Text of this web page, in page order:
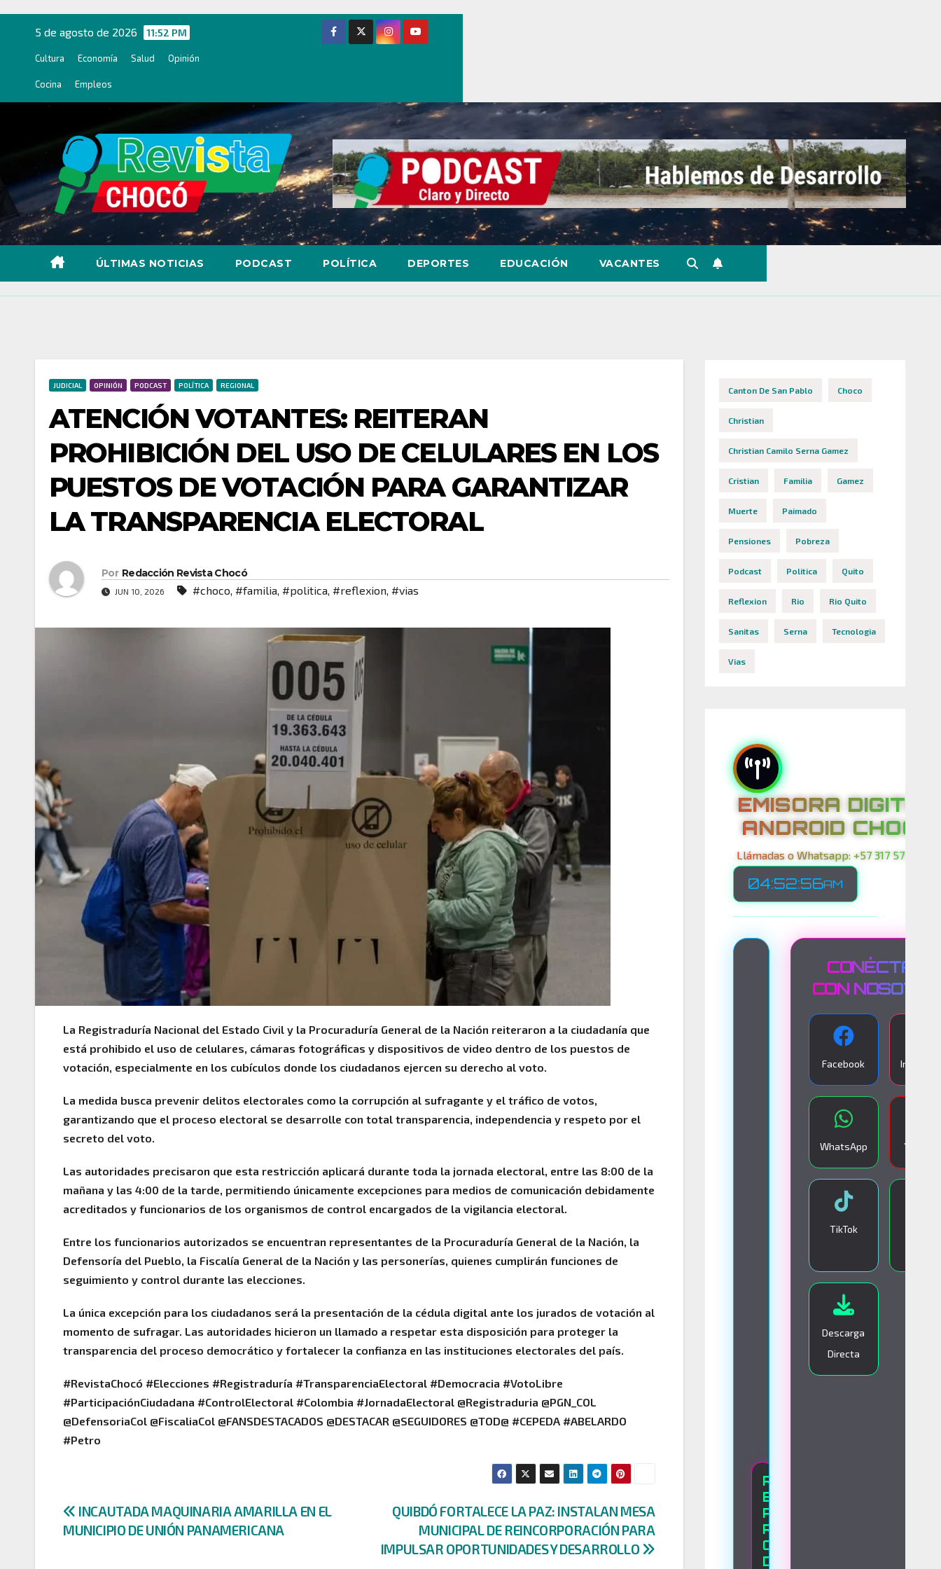
contenido
5 de agosto de 2026 11:52 PM
Cultura Economía Salud Opinión
Cocina Empleos
ÚLTIMAS NOTICIAS PODCAST POLÍTICA DEPORTES EDUCACIÓN VACANTES
JUDICIAL OPINIÓN PODCAST POLÍTICA REGIONAL
ATENCIÓN VOTANTES: REITERAN
PROHIBICIÓN DEL USO DE CELULARES EN LOS
PUESTOS DE VOTACIÓN PARA GARANTIZAR
LA TRANSPARENCIA ELECTORAL
Por Redacción Revista Chocó
JUN 10, 2026 #choco #familia #politica #reflexion #vias
La Registraduría Nacional del Estado Civil y la Procuraduría General de la Nación reiteraron a la ciudadanía que
está prohibido el uso de celulares, cámaras fotográficas y dispositivos de video dentro de los puestos de
votación, especialmente en los cubículos donde los ciudadanos ejercen su derecho al voto.
La medida busca prevenir delitos electorales como la corrupción al sufragante y el tráfico de votos,
garantizando que el proceso electoral se desarrolle con total transparencia, independencia y respeto por el
secreto del voto.
Las autoridades precisaron que esta restricción aplicará durante toda la jornada electoral, entre las 8:00 de la
mañana y las 4:00 de la tarde, permitiendo únicamente excepciones para medios de comunicación debidamente
acreditados y funcionarios de los organismos de control encargados de la vigilancia electoral.
Entre los funcionarios autorizados se encuentran representantes de la Procuraduría General de la Nación, la
Defensoría del Pueblo, la Fiscalía General de la Nación y las personerías, quienes cumplirán funciones de
seguimiento y control durante las elecciones.
La única excepción para los ciudadanos será la presentación de la cédula digital ante los jurados de votación al
momento de sufragar. Las autoridades hicieron un llamado a respetar esta disposición para proteger la
transparencia del proceso democrático y fortalecer la confianza en las instituciones electorales del país.
#RevistaChocó #Elecciones #Registraduría #TransparenciaElectoral #Democracia #VotoLibre
#ParticipaciónCiudadana #ControlElectoral #Colombia #JornadaElectoral @Registraduria @PGN_COL
@DefensoriaCol @FiscaliaCol @FANSDESTACADOS @DESTACAR @SEGUIDORES @TOD@ #CEPEDA #ABELARDO
#Petro
Navegación
QUIBDÓ FORTALECE LA PAZ: INSTALAN MESA
MUNICIPAL DE REINCORPORACIÓN PARA
IMPULSAR OPORTUNIDADES Y DESARROLLO
INCAUTADA MAQUINARIA AMARILLA EN EL
MUNICIPIO DE UNIÓN PANAMERICANA
Canton De San Pablo Choco
Christian
Christian Camilo Serna Gamez
Cristian Familia Gamez
Muerte Paimado
Pensiones Pobreza
Podcast Politica Quito
Reflexion Rio Rio Quito
Sanitas Serna Tecnologia
Vias
EMISORA DIGITAL
ANDROID CHOCO
Llámadas o Whatsapp: +57 317 575 00 21
04:52:57AM
R
E
P
R
O
D
CONÉCTATE
CON
Facebook
WhatsApp YouTube
TikTok
Descarga
Directa